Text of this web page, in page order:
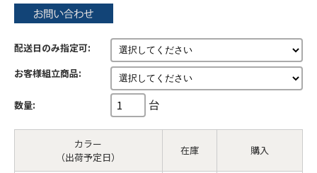
配送日のみ指定可:
お客様組立商品:
数量: 台
カラー
（出荷予定日）
在庫 購入